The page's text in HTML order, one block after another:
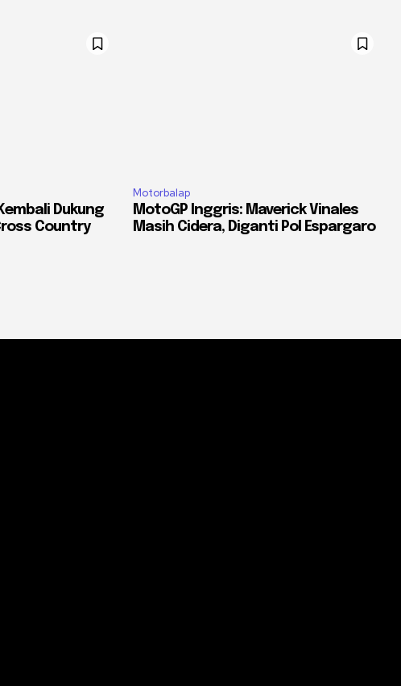
Dukung
Country
Motorbalap
MotoGP Inggris: Maverick Vinales
Masih Cidera, Diganti Pol Espargaro